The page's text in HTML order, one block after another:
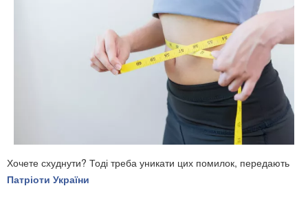
Хочете схуднути? Тоді треба уникати цих помилок, передають
Патріоти України